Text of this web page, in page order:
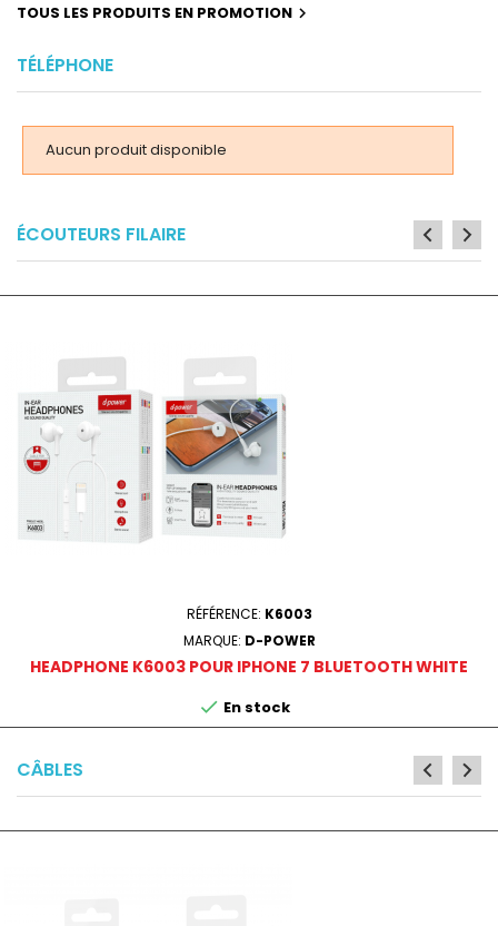
TOUS LES PRODUITS EN PROMOTION 
TÉLÉPHONE
Aucun produit disponible
ÉCOUTEURS FILAIRE
RÉFÉRENCE: K6003
MARQUE: D-POWER
HEADPHONE K6003 POUR IPHONE 7 BLUETOOTH WHITE
 En stock
CÂBLES